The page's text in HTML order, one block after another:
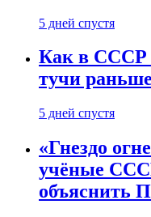
5 дней спустя
Как в СССР
тучи
5 дней спустя
«Гнездо
учёные
объяснить